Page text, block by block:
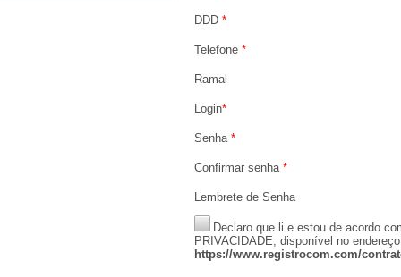
DDD *
Telefone *
Ramal
Login*
Senha *
Confirmar senha *
Lembrete de Senha
Declaro que li e estou de acordo
PRIVACIDADE, disponível no
https://www.registrocom.com/